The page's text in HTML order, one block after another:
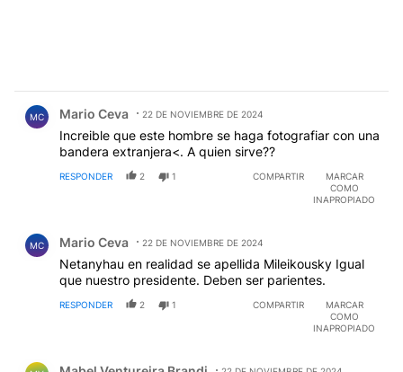
MC Mario Ceva 22 DE NOVIEMBRE DE 2024
Increible que este hombre se haga fotografiar con una
bandera extranjera<. A quien sirve??
RESPONDER 2 1 COMPARTIR
MARCAR
COMO
INAPROPIADO
MC Mario Ceva 22 DE NOVIEMBRE DE 2024
Netanyhau en realidad se apellida Mileikousky Igual
que nuestro presidente. Deben ser parientes.
RESPONDER 2 1 COMPARTIR
MARCAR
COMO
INAPROPIADO